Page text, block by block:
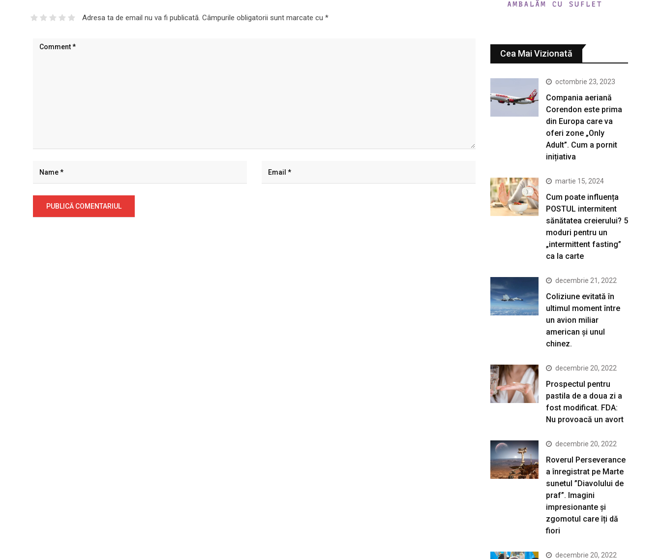
Adresa ta de email nu va fi publicată. Câmpurile obligatorii sunt marcate cu *
Cea Mai Vizionată
octombrie 23, 2023
Compania aeriană
Corendon este prima
din Europa care va
oferi zone „Only
Adult”. Cum a pornit
inițiativa
martie 15, 2024
Cum poate influența
POSTUL intermitent
sănătatea creierului? 5
moduri pentru un
„intermittent fasting”
ca la carte
decembrie 21, 2022
Coliziune evitată în
ultimul moment între
un avion miliar
american şi unul
chinez.
decembrie 20, 2022
Prospectul pentru
pastila de a doua zi a
fost modificat. FDA:
Nu provoacă un avort
decembrie 20, 2022
Roverul Perseverance
a înregistrat pe Marte
sunetul ”Diavolului de
praf”. Imagini
impresionante și
zgomotul care îți dă
fiori
decembrie 20, 2022